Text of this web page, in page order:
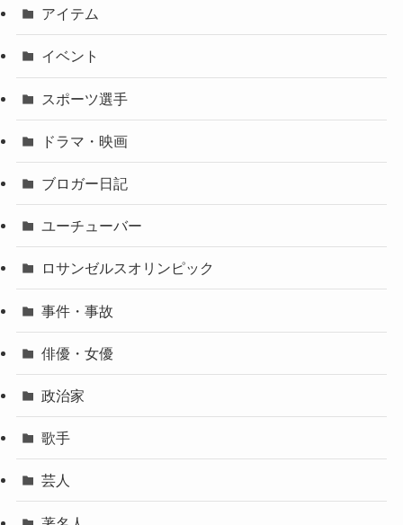
アイテム
イベント
スポーツ選手
ドラマ・映画
ブロガー日記
ユーチューバー
ロサンゼルスオリンピック
事件・事故
俳優・女優
政治家
歌手
芸人